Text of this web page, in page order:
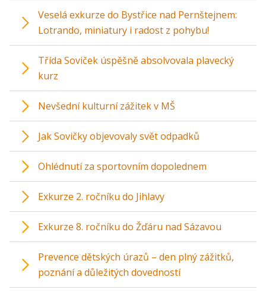
Veselá exkurze do Bystřice nad Pernštejnem:
Lotrando, miniatury i radost z pohybu!
Třída Soviček úspěšně absolvovala plavecký
kurz
Nevšední kulturní zážitek v MŠ
Jak Sovičky objevovaly svět odpadků
Ohlédnutí za sportovním dopolednem
Exkurze 2. ročníku do Jihlavy
Exkurze 8. ročníku do Žďáru nad Sázavou
Prevence dětských úrazů – den plný zážitků,
poznání a důležitých dovedností